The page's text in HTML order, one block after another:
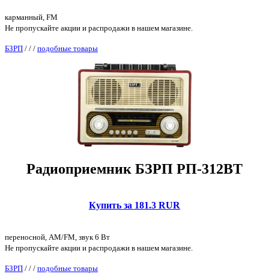
карманный, FM
Не пропускайте акции и распродажи в нашем магазине.
БЗРП / / / подобные товары
Радиоприемник БЗРП РП-312BT
Купить за 181.3 RUR
переносной, AM/FM, звук 6 Вт
Не пропускайте акции и распродажи в нашем магазине.
БЗРП / / / подобные товары